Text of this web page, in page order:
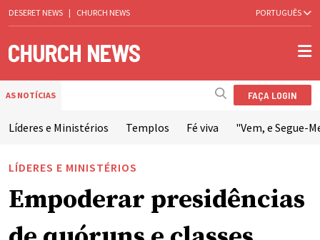
DESERET NEWS | CHURCH NEWS PORTUGUÊS
AS NOTÍCIAS FAÇA LOGIN
Líderes e Ministérios Templos Fé viva "Vem, e Segue-
LÍDERES E MINISTÉRIOS
Empoderar presidências